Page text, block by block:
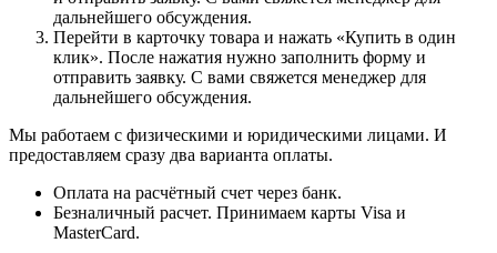
дальнейшего обсуждения.
Перейти в карточку товара и нажать «Купить в один
клик». После нажатия нужно заполнить форму и
отправить заявку. С вами свяжется менеджер для
дальнейшего обсуждения.
Мы работаем с физическими и юридическими лицами. И
предоставляем сразу два варианта оплаты.
Оплата на расчётный счет через банк.
Безналичный расчет. Принимаем карты Visa и
MasterCard.